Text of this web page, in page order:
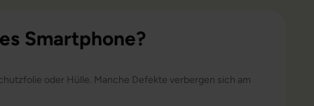
Smartphone?
oder Hülle. Manche Defekte verbergen sich am